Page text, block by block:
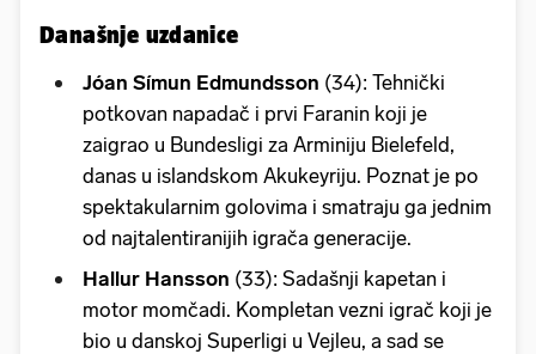
Današnje uzdanice
Jóan Símun Edmundsson (34): Tehnički
potkovan napadač i prvi Faranin koji je
zaigrao u Bundesligi za Arminiju Bielefeld,
danas u islandskom Akukeyriju. Poznat je po
spektakularnim golovima i smatraju ga jednim
od najtalentiranijih igrača generacije.
Hallur Hansson (33): Sadašnji kapetan i
motor momčadi. Kompletan vezni igrač koji je
bio u danskoj Superligi u Vejleu, a sad se